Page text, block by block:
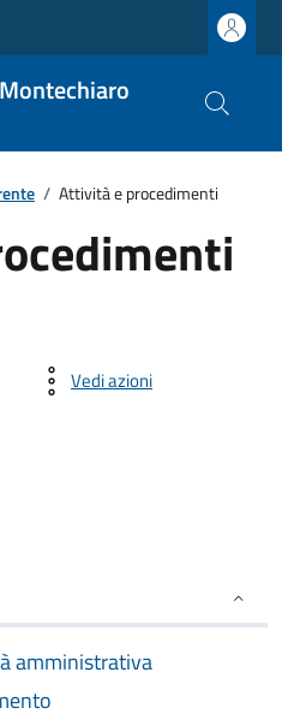
/ Attività e procedimenti
Vedi azioni
amministrativa